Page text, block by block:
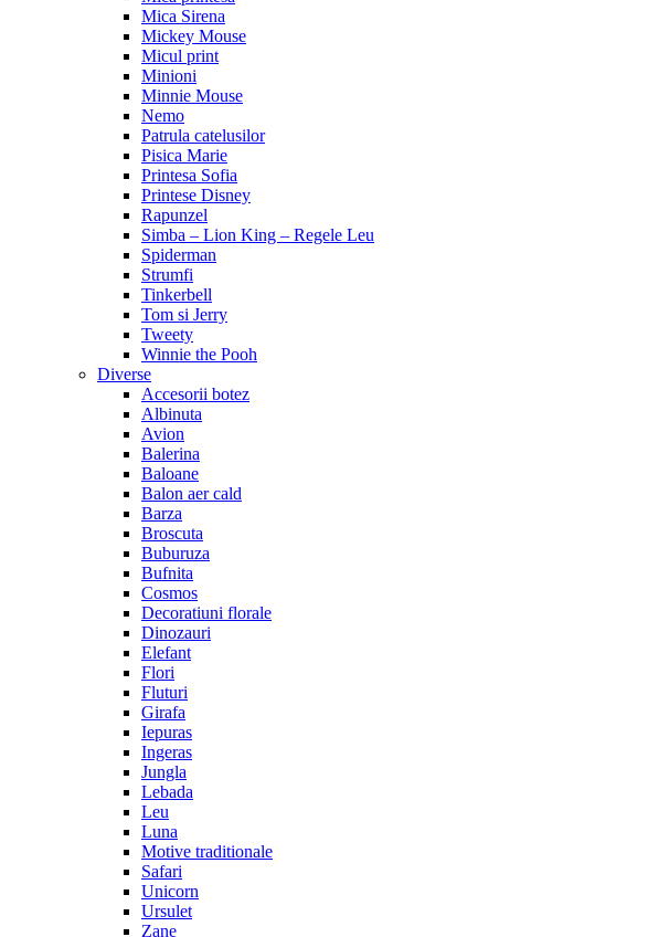
Mica Sirena
Mickey Mouse
Micul print
Minioni
Minnie Mouse
Nemo
Patrula catelusilor
Pisica Marie
Printesa Sofia
Printese Disney
Rapunzel
Simba – Lion King – Regele Leu
Spiderman
Strumfi
Tinkerbell
Tom si Jerry
Tweety
Winnie the Pooh
Diverse
Accesorii botez
Albinuta
Avion
Balerina
Baloane
Balon aer cald
Barza
Broscuta
Buburuza
Bufnita
Cosmos
Decoratiuni florale
Dinozauri
Elefant
Flori
Fluturi
Girafa
Iepuras
Ingeras
Jungla
Lebada
Leu
Luna
Motive traditionale
Safari
Unicorn
Ursulet
Zane